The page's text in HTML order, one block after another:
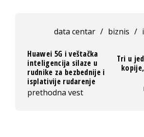
data centar / biznis /
Huawei 5G i veštačka
inteligencija silaze u
rudnike za bezbednije i
isplativije rudarenje
prethodna vest
Tri u